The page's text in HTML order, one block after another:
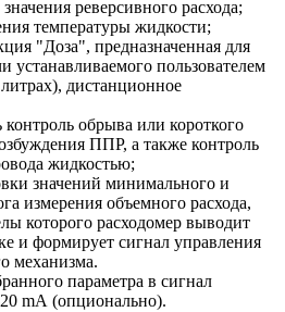
реверсивного расхода;
температуры жидкости;
"Доза", предназначенная для
устанавливаемого пользователем
дистанционное
обрыва или короткого
ППР, а также контроль
жидкостью;
значений минимального и
измерения объемного расхода,
которого расходомер выводит
и формирует сигнал управления
механизма.
параметра в сигнал
mA (опционально).